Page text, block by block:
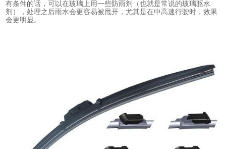
有条件的话，可以在玻璃上用一些防雨剂（也就是常说的玻璃驱水
剂），处理之后雨水会更容易被甩开，尤其是在中高速行驶时，效果
会更明显。